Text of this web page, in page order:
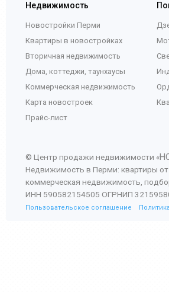
Недвижимость
Новостройки Перми
Квартиры в новостройках
Вторичная недвижимость
Дома, коттеджи, таунхаусы
Коммерческая недвижимость
Карта новостроек
Прайс-лист
© Центр продажи недвижимости «
Недвижимость в Перми: квартиры
коммерческая недвижимость,
ИНН 590582154505 ОГРНИП
Пользовательское соглашение